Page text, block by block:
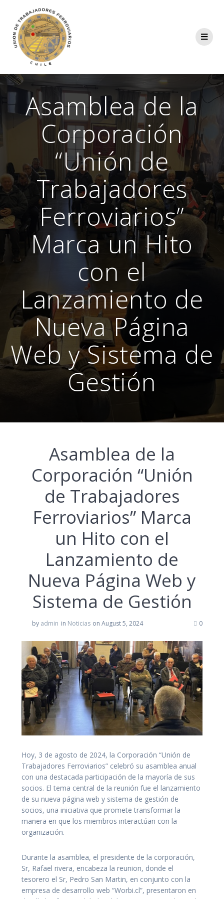
Asamblea de la
Corporación
“Unión de
Trabajadores
Ferroviarios”
Marca un Hito
con el
Lanzamiento de
Nueva Página
Web y Sistema de
Gestión
Asamblea de la
Corporación “Unión
de Trabajadores
Ferroviarios” Marca
un Hito con el
Lanzamiento de
Nueva Página Web y
Sistema de Gestión
by admin in Noticias on August 5, 2024 0
Hoy, 3 de agosto de 2024, la Corporación “Unión de
Trabajadores Ferroviarios” celebró su asamblea anual
con una destacada participación de la mayoría de sus
socios. El tema central de la reunión fue el lanzamiento
de su nueva página web y sistema de gestión de
socios, una iniciativa que promete transformar la
manera en que los miembros interactúan con la
organización.
Durante la asamblea, el presidente de la corporación,
Sr, Rafael rivera, encabeza la reunion, donde el
tesorero el Sr, Pedro San Martin, en conjunto con la
empresa de desarrollo web “Worbi.cl”, presentaron en